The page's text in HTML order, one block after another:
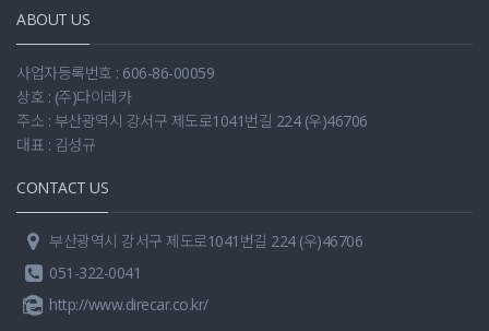
ABOUT US
사업자등록번호 : 606-86-00059
상호 : (주)다이레카
주소 : 부산광역시 강서구 제도로1041번길 224 (우)46706
대표 : 김성규
CONTACT US
부산광역시 강서구 제도로1041번길 224 (우)46706
051-322-0041
http://www.direcar.co.kr/